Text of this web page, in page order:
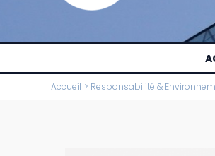
Accueil Responsabilité &